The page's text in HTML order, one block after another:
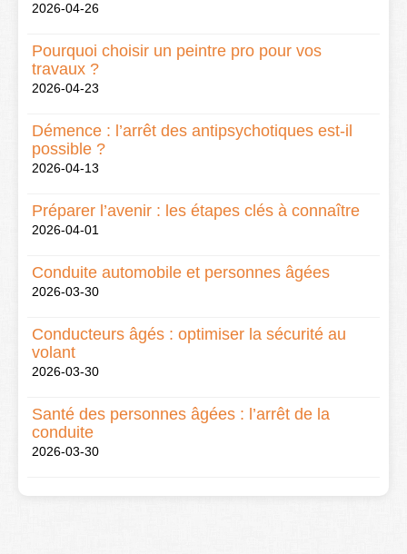
2026-04-26
Pourquoi choisir un peintre pro pour vos
travaux ?
2026-04-23
Démence : l’arrêt des antipsychotiques est-il
possible ?
2026-04-13
Préparer l’avenir : les étapes clés à connaître
2026-04-01
Conduite automobile et personnes âgées
2026-03-30
Conducteurs âgés : optimiser la sécurité au
volant
2026-03-30
Santé des personnes âgées : l’arrêt de la
conduite
2026-03-30